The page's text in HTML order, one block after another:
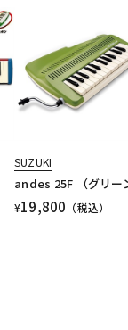
SUZUKI
andes 25F （グリー
¥19,800 （税込）